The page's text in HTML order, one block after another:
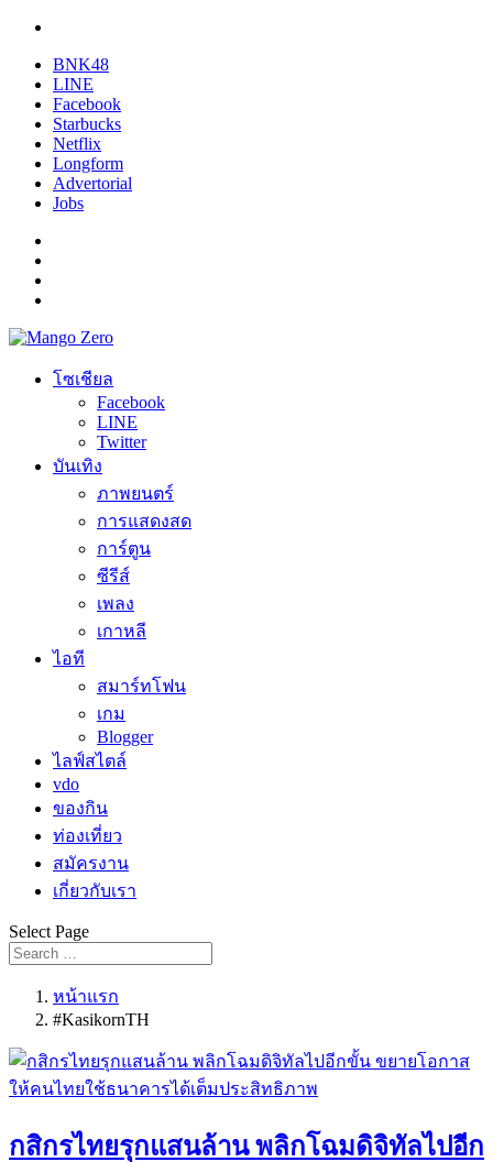
BNK48
LINE
Facebook
Starbucks
Netflix
Longform
Advertorial
Jobs
โซเชียล
Facebook
LINE
Twitter
บันเทิง
ภาพยนตร์
การแสดงสด
การ์ตูน
ซีรีส์
เพลง
เกาหลี
ไอที
สมาร์ทโฟน
เกม
Blogger
ไลฟ์สไตล์
vdo
ของกิน
ท่องเที่ยว
สมัครงาน
เกี่ยวกับเรา
Select Page
หน้าแรก
#KasikornTH
กสิกรไทยรุกแสนล้าน พลิกโฉมดิจิทัลไปอีก